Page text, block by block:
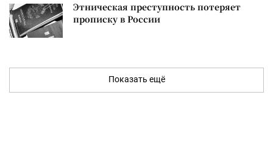
Этническая преступность потеряет
прописку в России
Показать ещё